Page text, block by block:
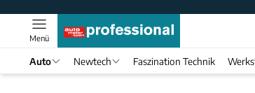
Menü
Auto Newtech Faszination Technik